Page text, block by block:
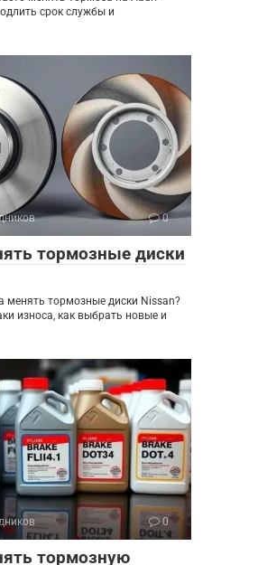
срок службы и
0
тормозные диски
менять тормозные диски Nissan?
износа, как выбрать новые и
0
тормозную